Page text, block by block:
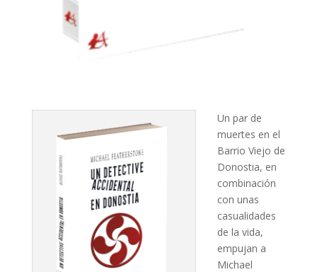
Un par de
muertes en el
Barrio Viejo de
Donostia, en
combinación
con unas
casualidades
de la vida,
empujan a
Michael